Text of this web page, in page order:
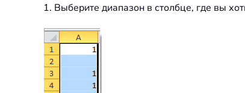
1. Выберите диапазон в столбце, где вы